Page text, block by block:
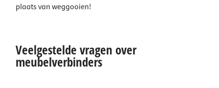
plaats van weggooien!
Veelgestelde vragen over
meubelverbinders